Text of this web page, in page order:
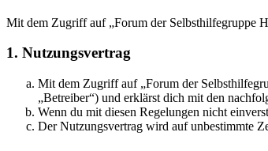
Mit dem Zugriff auf „Forum der Selbsthilfegruppe
1. Nutzungsvertrag
Mit dem Zugriff auf „Forum der
„Betreiber“) und erklärst dich mit den
Wenn du mit diesen Regelungen nicht
Der Nutzungsvertrag wird auf unbestimmte